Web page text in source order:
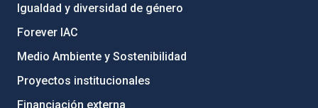
Igualdad y diversidad de género
Forever IAC
Medio Ambiente y Sostenibilidad
Proyectos institucionales
Financiación externa